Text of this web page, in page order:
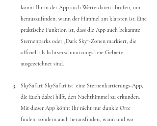
könnt Ihr in der App auch Wetterdaten abrufen, um
herauszufinden, wann der Himmel am klarsten ist. Eine
praktische Funktion ist, dass die App auch bekannte
Sternenparks oder „Dark Sky“-Zonen markiert, die
offiziell als lichtverschmutzungsfreie Gebiete
ausgezeichnet sind.
SkySafari: SkySafari ist  eine Sternenkartierungs-App,
die Euch dabei hilft, den Nachthimmel zu erkunden.
Mit dieser App könnt Ihr nicht nur dunkle Orte
finden, sondern auch herausfinden, wann und wo